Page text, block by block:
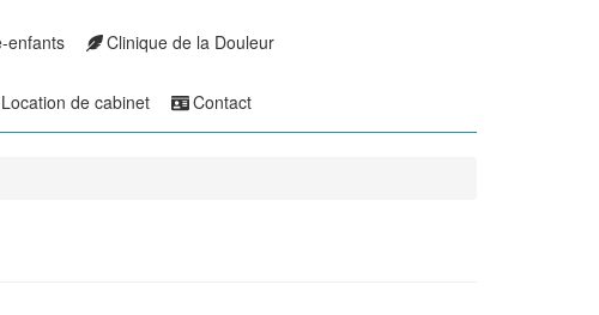
enfants Clinique de la Douleur
Location de cabinet Contact